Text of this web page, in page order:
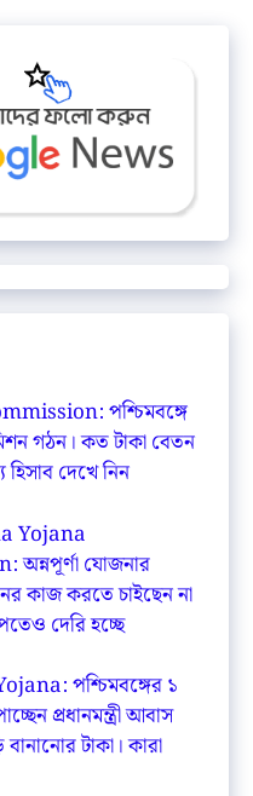
পশ্চিমবঙ্গে
গঠন। কত টাকা বেতন
হিসাব দেখে নিন
Yojana
যোজনার
কাজ করতে চাইছেন না
দেরি হচ্ছে
পশ্চিমবঙ্গের ১
প্রধানমন্ত্রী আবাস
টাকা। কারা